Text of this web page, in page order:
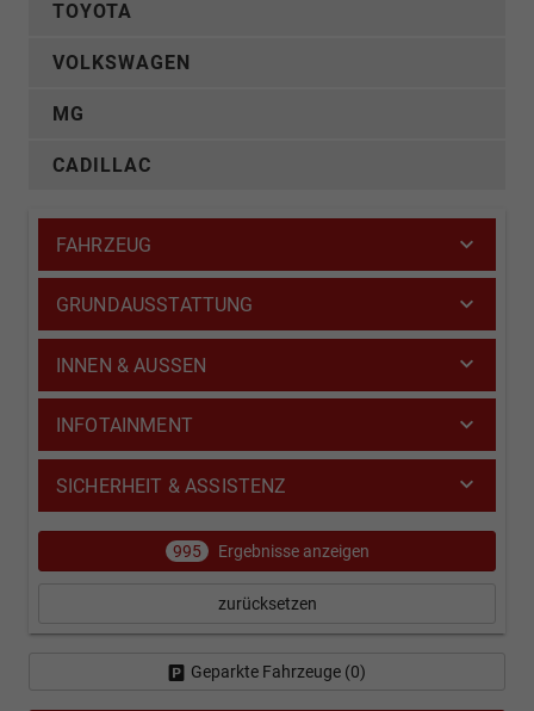
TOYOTA
VOLKSWAGEN
MG
CADILLAC
FAHRZEUG
GRUNDAUSSTATTUNG
INNEN & AUSSEN
INFOTAINMENT
SICHERHEIT & ASSISTENZ
995 Ergebnisse anzeigen
zurücksetzen
Geparkte Fahrzeuge (0)